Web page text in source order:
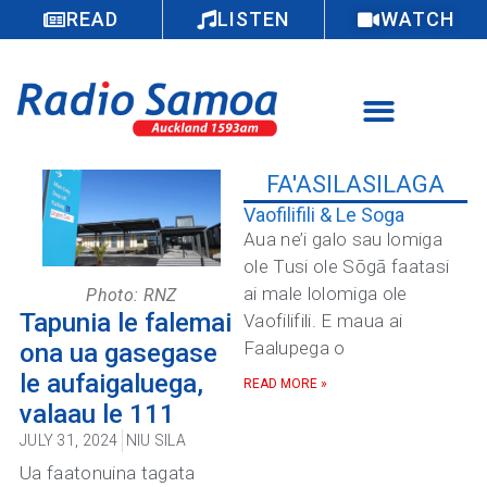
READ LISTEN WATCH
Photo: RNZ
Tapunia le falemai
ona ua gasegase
le aufaigaluega,
valaau le 111
JULY 31, 2024 NIU SILA
Ua faatonuina tagata
FA'ASILASILAGA
Vaofilifili & Le Soga
Aua ne’i galo sau lomiga
ole Tusi ole Sōgā faatasi
ai male lolomiga ole
Vaofilifili. E maua ai
Faalupega o
READ MORE »